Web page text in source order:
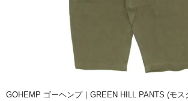
GOHEMP ゴーヘンプ｜GREEN HILL PANTS (モス